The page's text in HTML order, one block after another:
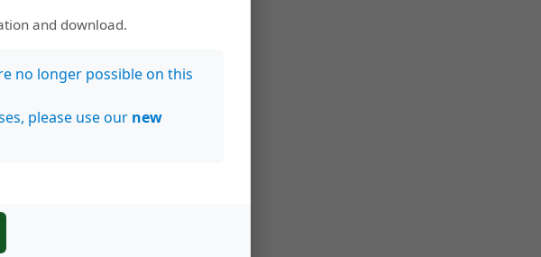
digital.
desde
digitales:
de la
a la
and download.
no longer possible on this
please use our new